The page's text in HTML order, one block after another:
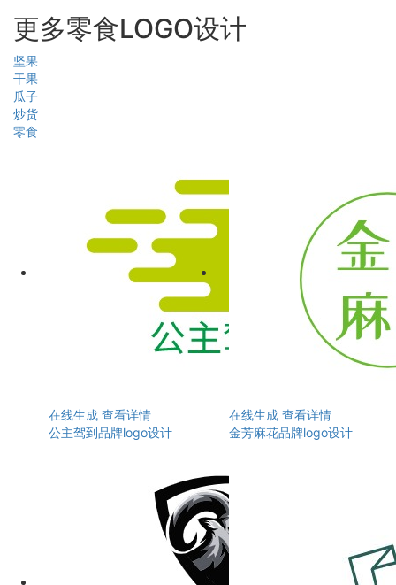
更多零食LOGO设计
坚果
干果
瓜子
炒货
零食
在线生成 查看详情
公主驾到品牌logo设计
在线生成 查看详情
金芳麻花品牌logo设计